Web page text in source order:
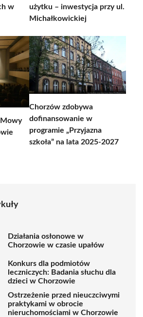
w
użytku – inwestycja przy ul.
Michałkowickiej
Mowy
Chorzów zdobywa
dofinansowanie w
programie „Przyjazna
szkoła” na lata 2025-2027
Działania osłonowe w
Chorzowie w czasie upałów
Konkurs dla podmiotów
leczniczych: Badania słuchu dla
dzieci w Chorzowie
Ostrzeżenie przed nieuczciwymi
praktykami w obrocie
nieruchomościami w Chorzowie